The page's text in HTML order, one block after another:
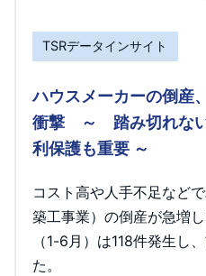
TSRデータインサイト
ハウスメーカーの倒産
衝撃 ～ 踏み切れな
利保護も重要 ～
コスト高や人手不足など
築工事業）の倒産が急増
（1-6月）は118件発生し
た。